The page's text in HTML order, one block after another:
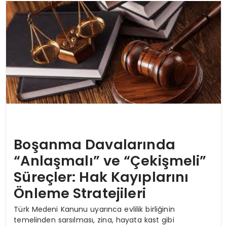
Boşanma Davalarında
“Anlaşmalı” ve “Çekişmeli”
Süreçler: Hak Kayıplarını
Önleme Stratejileri
Türk Medeni Kanunu uyarınca evlilik birliğinin
temelinden sarsılması, zina, hayata kast gibi